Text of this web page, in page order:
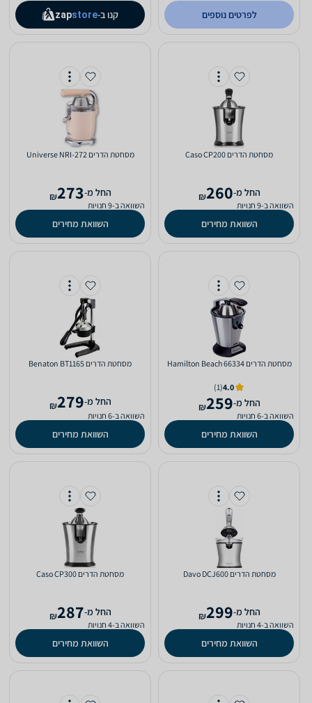
לפרטים נוספים קנו ב- zapstore
מסחטת ‏הדרים Caso CP200
‫החל מ-260
₪
השוואה ב-9 חנויות
השוואת מחירים
מסחטת ‏הדרים Universe NRI-272
‫החל מ-273
₪
השוואה ב-9 חנויות
השוואת מחירים
מסחטת ‏הדרים 66334 Hamilton Beach
4.0
(1)
‫החל מ-259
₪
השוואה ב-6 חנויות
השוואת מחירים
מסחטת ‏הדרים Benaton BT1165
‫החל מ-279
₪
השוואה ב-6 חנויות
השוואת מחירים
מסחטת ‏הדרים Davo DCJ600
‫החל מ-299
₪
השוואה ב-4 חנויות
השוואת מחירים
מסחטת ‏הדרים Caso CP300
‫החל מ-287
₪
השוואה ב-4 חנויות
השוואת מחירים